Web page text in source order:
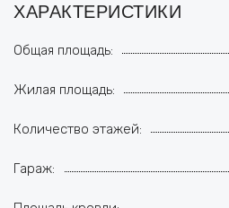
ХАРАКТЕРИСТИКИ
Общая площадь:
Жилая площадь:
Количество этажей:
Гараж: